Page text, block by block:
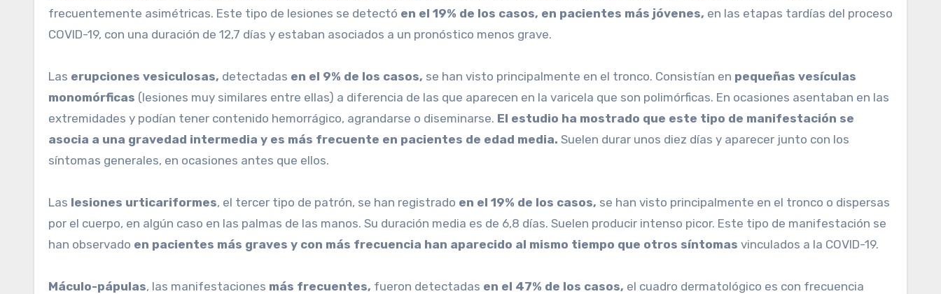
frecuentemente asimétricas. Este tipo de lesiones se detectó en el 19% de los casos, en pacientes más jóvenes, en las etapas tardías del proceso
COVID-19, con una duración de 12,7 días y estaban asociados a un pronóstico menos grave.
Las erupciones vesiculosas, detectadas en el 9% de los casos, se han visto principalmente en el tronco. Consistían en pequeñas vesículas
monomórficas (lesiones muy similares entre ellas) a diferencia de las que aparecen en la varicela que son polimórficas. En ocasiones asentaban en las
extremidades y podían tener contenido hemorrágico, agrandarse o diseminarse. El estudio ha mostrado que este tipo de manifestación se
asocia a una gravedad intermedia y es más frecuente en pacientes de edad media. Suelen durar unos diez días y aparecer junto con los
síntomas generales, en ocasiones antes que ellos.
Las lesiones urticariformes, el tercer tipo de patrón, se han registrado en el 19% de los casos, se han visto principalmente en el tronco o dispersas
por el cuerpo, en algún caso en las palmas de las manos. Su duración media es de 6,8 días. Suelen producir intenso picor. Este tipo de manifestación se
han observado en pacientes más graves y con más frecuencia han aparecido al mismo tiempo que otros síntomas vinculados a la COVID-19.
Máculo-pápulas, las manifestaciones más frecuentes, fueron detectadas en el 47% de los casos, el cuadro dermatológico es con frecuencia